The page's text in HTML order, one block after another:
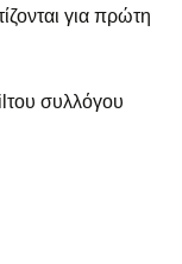
για πρώτη
συλλόγου